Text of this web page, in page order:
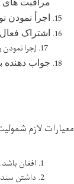
مراقبت
اجرأ نمودن
اشتراک
إجرا
جواب دهنده
معيارات لازم
افغان باشد.
داشتن